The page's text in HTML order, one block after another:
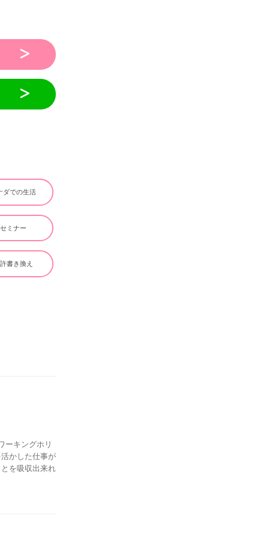
ダでの生活
ミナー
書き換え
ーキングホリ
かした仕事が
を吸収出来れ